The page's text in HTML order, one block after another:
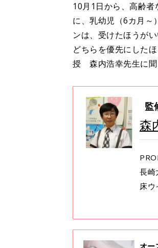
10月1日から、高齢者
に、乳幼児（6カ月～
ンは、受けたほうが
どちらを優先にした
授 森内浩幸先生に聞
監
森
長崎
床ウ
オー